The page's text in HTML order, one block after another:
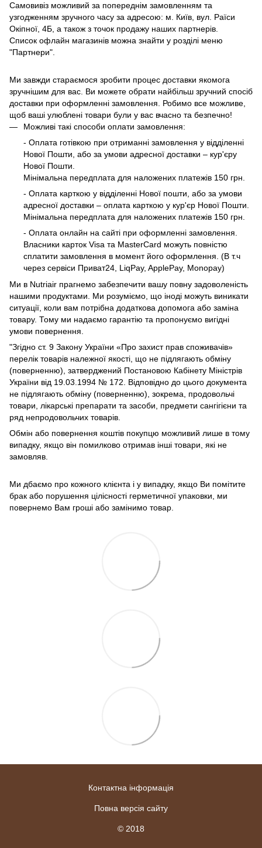
Самовивіз можливий за попереднім замовленням та
узгодженням зручного часу за адресою: м. Київ, вул. Раїси
Окіпної, 4Б, а також з точок продажу наших партнерів.
Список офлайн магазинів можна знайти у розділі меню
"Партнери".
Ми завжди стараємося зробити процес доставки якомога
зручнішим для вас. Ви можете обрати найбільш зручний спосіб
доставки при оформленні замовлення. Робимо все можливе,
щоб ваші улюблені товари були у вас вчасно та безпечно!
Можливі такі способи оплати замовлення:
- Оплата готівкою при отриманні замовлення у відділенні
Нової Пошти, або за умови адресної доставки – кур'єру
Нової Пошти.
Мінімальна передплата для наложених платежів 150 грн.
- Оплата карткою у відділенні Нової пошти, або за умови
адресної доставки – оплата карткою у кур'єр Нової Пошти.
Мінімальна передплата для наложених платежів 150 грн.
- Оплата онлайн на сайті при оформленні замовлення.
Власники карток Visa та MasterCard можуть повністю
сплатити замовлення в момент його оформлення. (В т.ч
через сервіси Приват24, LiqPay, ApplePay, Monopay)
Ми в Nutriair прагнемо забезпечити вашу повну задоволеність
нашими продуктами. Ми розуміємо, що іноді можуть виникати
ситуації, коли вам потрібна додаткова допомога або заміна
товару. Тому ми надаємо гарантію та пропонуємо вигідні
умови повернення.
"Згідно ст. 9 Закону України «Про захист прав споживачів»
перелік товарів належної якості, що не підлягають обміну
(поверненню), затверджений Постановою Кабінету Міністрів
України від 19.03.1994 № 172. Відповідно до цього документа
не підлягають обміну (поверненню), зокрема, продовольчі
товари, лікарські препарати та засоби, предмети сангігієни та
ряд непродовольчих товарів.
Обмін або повернення коштів покупцю можливий лише в тому
випадку, якщо він помилково отримав інші товари, які не
замовляв.
Ми дбаємо про кожного клієнта і у випадку, якщо Ви помітите
брак або порушення цілісності герметичної упаковки, ми
повернемо Вам гроші або замінимо товар.
Контактна інформація
Повна версія сайту
© 2018